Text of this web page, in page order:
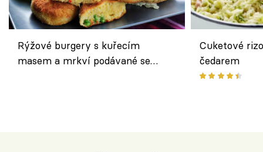
Rýžové burgery s kuřecím
masem a mrkví podávané se
Cuketové
čedarem